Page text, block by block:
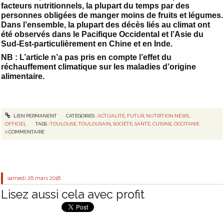
facteurs nutritionnels, la plupart du temps par des
personnes obligées de manger moins de fruits et légumes.
Dans l’ensemble, la plupart des décès liés au climat ont
été observés dans le Pacifique Occidental et l’Asie du
Sud-Est-particulièrement en Chine et en Inde.
NB : L’article n’a pas pris en compte l’effet du
réchauffement climatique sur les maladies d’origine
alimentaire.
LIEN PERMANENT CATÉGORIES :ACTUALITÉ, FUTUR, NUTRITION NEWS,
OFFICIEL
TAGS :TOULOUSE ,TOULOUSAIN ,SOCIÉTÉ ,SANTÉ ,CUISINE ,OCCITANIE
0COMMENTAIRE
samedi 26 mars 2016
Lisez aussi cela avec profit